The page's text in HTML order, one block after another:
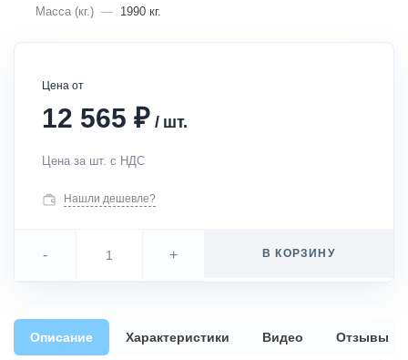
Масса (кг.) — 1990 кг.
Цена от
12 565 ₽ / шт.
Цена за шт. с НДС
Нашли дешевле?
- + В КОРЗИНУ
Описание Характеристики Видео Отзывы